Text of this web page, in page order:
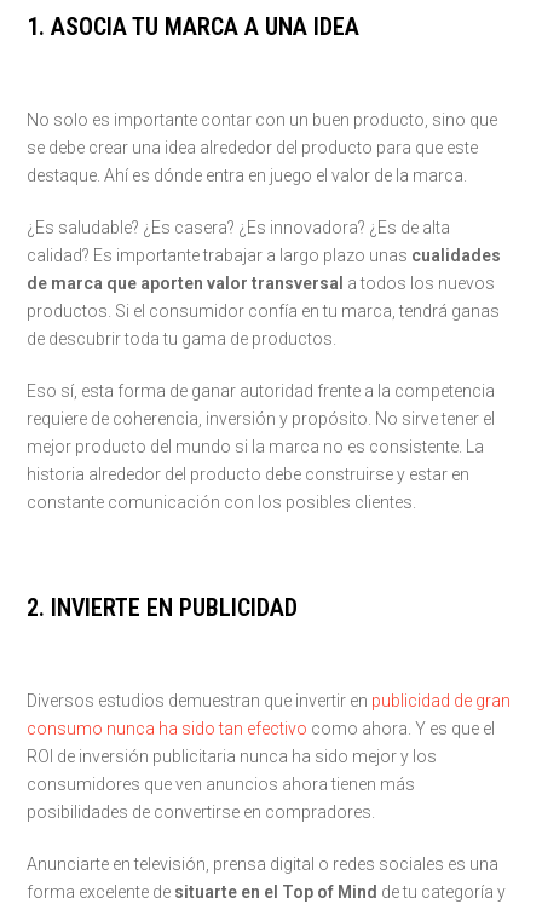
1. ASOCIA TU MARCA A UNA IDEA
No solo es importante contar con un buen producto, sino que
se debe crear una idea alrededor del producto para que este
destaque. Ahí es dónde entra en juego el valor de la marca.
¿Es saludable? ¿Es casera? ¿Es innovadora? ¿Es de alta
calidad? Es importante trabajar a largo plazo unas cualidades
de marca que aporten valor transversal a todos los nuevos
productos. Si el consumidor confía en tu marca, tendrá ganas
de descubrir toda tu gama de productos.
Eso sí, esta forma de ganar autoridad frente a la competencia
requiere de coherencia, inversión y propósito. No sirve tener el
mejor producto del mundo si la marca no es consistente. La
historia alrededor del producto debe construirse y estar en
constante comunicación con los posibles clientes.
2. INVIERTE EN PUBLICIDAD
Diversos estudios demuestran que invertir en publicidad de gran
consumo nunca ha sido tan efectivo como ahora. Y es que el
ROI de inversión publicitaria nunca ha sido mejor y los
consumidores que ven anuncios ahora tienen más
posibilidades de convertirse en compradores.
Anunciarte en televisión, prensa digital o redes sociales es una
forma excelente de situarte en el Top of Mind de tu categoría y